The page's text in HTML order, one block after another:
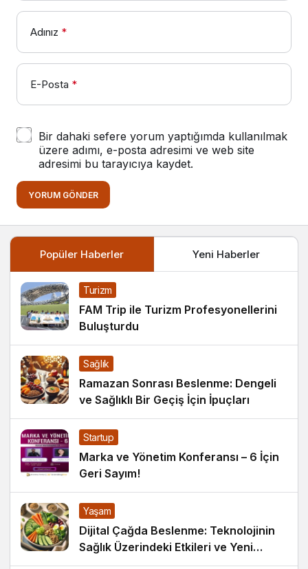
Adınız *
E-Posta *
Bir dahaki sefere yorum yaptığımda kullanılmak
üzere adımı, e-posta adresimi ve web site
adresimi bu tarayıcıya kaydet.
YORUM GÖNDER
Popüler Haberler Yeni Haberler
Turizm
FAM Trip ile Turizm Profesyonellerini
Buluşturdu
Sağlık
Ramazan Sonrası Beslenme: Dengeli
ve Sağlıklı Bir Geçiş İçin İpuçları
Startup
Marka ve Yönetim Konferansı – 6 İçin
Geri Sayım!
Yaşam
Dijital Çağda Beslenme: Teknolojinin
Sağlık Üzerindeki Etkileri ve Yeni
Alışkanlıklar